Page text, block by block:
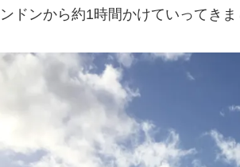
ドンから約1時間かけていってき